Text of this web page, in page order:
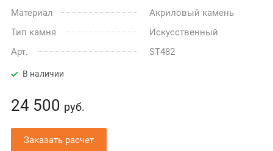
Материал
Акриловый камень
Тип камня
Искусственный
Арт.
ST482
В наличии
24 500 руб.
Заказать расчет